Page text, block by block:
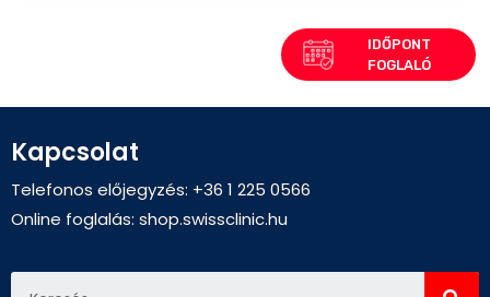
Kapcsolat
Telefonos előjegyzés: +36 1 225 0566
Online foglalás: shop.swissclinic.hu